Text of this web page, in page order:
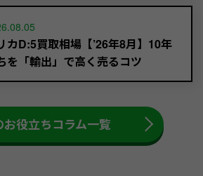
カD:5買取相場【’26年8月】10年
を「輸出」で高く売るコツ
お役立ちコラム一覧